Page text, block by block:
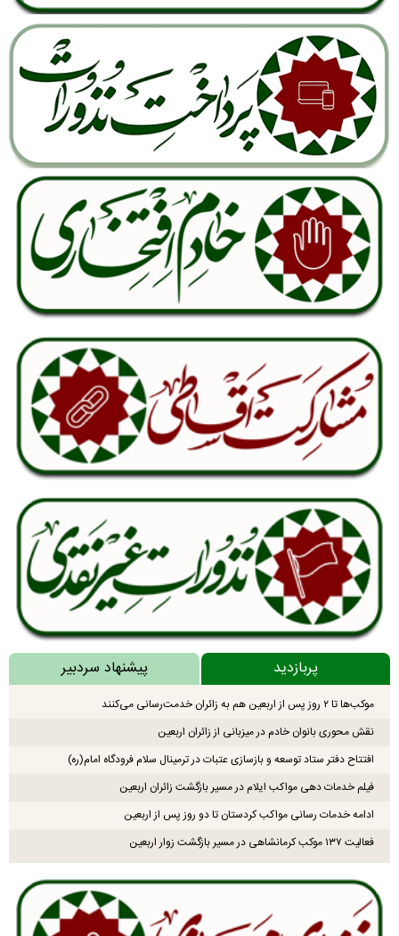
پربازدید پیشنهاد سردبیر
موکب‌ها تا ۲ روز پس از اربعین هم به زائران خدمت‌رسانی می‌کنند
نقش محوری بانوان خادم در میزبانی از زائران اربعین
افتتاح دفتر ستاد توسعه و بازسازی عتبات در ترمینال سلام فرودگاه امام(ره)
فیلم خدمات دهی مواکب ایلام در مسیر بازگشت زائران اربعین
ادامه خدمات رسانی مواکب کردستان تا دو روز پس از اربعین
فعالیت ۱۳۷ موکب کرمانشاهی در مسیر بازگشت زوار اربعین